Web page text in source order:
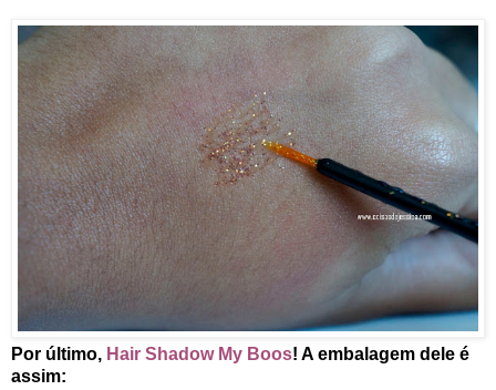
Por último, Hair Shadow My Boos! A embalagem dele é
assim: